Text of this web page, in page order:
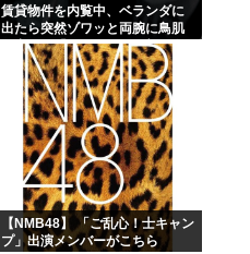
賃貸物件を内覧中、ベランダに
出たら突然ゾワッと両腕に鳥肌
が出た。「やっぱりこの部屋嫌
だ」と思った瞬間、体が前にド
ンッと突き飛ばされて…
【NMB48】 「ご乱心！士キャン
プ」出演メンバーがこちら